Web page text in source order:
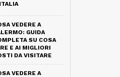
VEDERE A
GUIDA
SU COSA
E AI MIGLIORI
DA VISITARE
VEDERE A